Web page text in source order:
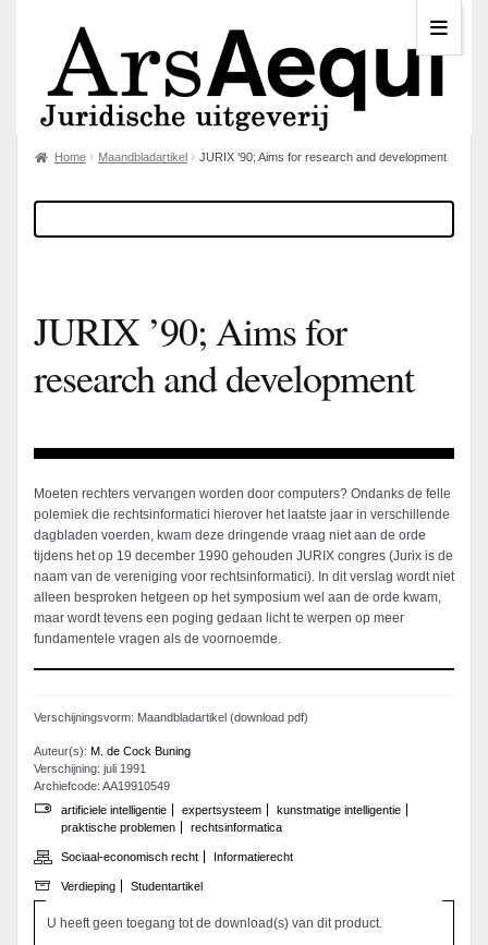
Home Maandbladartikel JURIX ’90; Aims for research and development
JURIX ’90; Aims for
research and development
Moeten rechters vervangen worden door computers? Ondanks de felle
polemiek die rechtsinformatici hierover het laatste jaar in verschillende
dagbladen voerden, kwam deze dringende vraag niet aan de orde
tijdens het op 19 december 1990 gehouden JURIX congres (Jurix is de
naam van de vereniging voor rechtsinformatici). In dit verslag wordt niet
alleen besproken hetgeen op het symposium wel aan de orde kwam,
maar wordt tevens een poging gedaan licht te werpen op meer
fundamentele vragen als de voornoemde.
Verschijningsvorm: Maandbladartikel (download pdf)
Auteur(s): M. de Cock Buning
Verschijning: juli 1991
Archiefcode: AA19910549
artificiele intelligentie
expertsysteem
kunstmatige intelligentie
praktische problemen
rechtsinformatica
Sociaal-economisch recht Informatierecht
Verdieping Studentartikel
U heeft geen toegang tot de download(s) van dit product.